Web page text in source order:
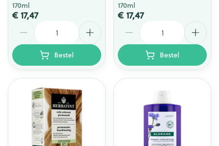
170ml
€ 17,47
Bestel
170ml
€ 17,47
Bestel